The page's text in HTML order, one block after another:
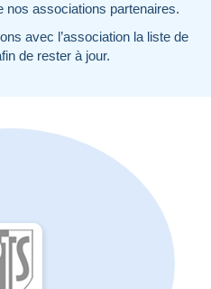
nos associations partenaires.
avec l’association la liste de
de rester à jour.